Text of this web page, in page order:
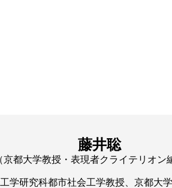
藤井聡
京都大学教授・表現者クライテリオン
学研究科都市社会工学教授、京都大